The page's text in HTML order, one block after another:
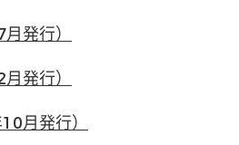
発行）
発行）
月発行）